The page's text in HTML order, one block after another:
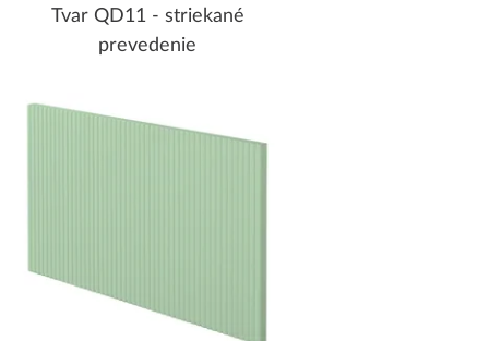
Tvar QD11 - striekané
prevedenie